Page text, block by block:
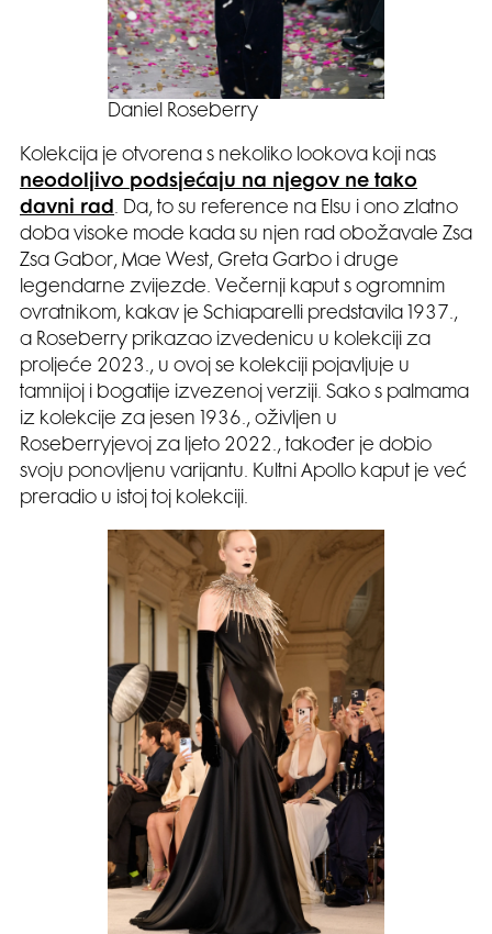
Daniel Roseberry
Kolekcija je otvorena s nekoliko lookova koji nas
neodoljivo podsjećaju na njegov ne tako
davni rad. Da, to su reference na Elsu i ono zlatno
doba visoke mode kada su njen rad obožavale Zsa
Zsa Gabor, Mae West, Greta Garbo i druge
legendarne zvijezde. Večernji kaput s ogromnim
ovratnikom, kakav je Schiaparelli predstavila 1937.,
a Roseberry prikazao izvedenicu u kolekciji za
proljeće 2023., u ovoj se kolekciji pojavljuje u
tamnijoj i bogatije izvezenoj verziji. Sako s palmama
iz kolekcije za jesen 1936., oživljen u
Roseberryjevoj za ljeto 2022., također je dobio
svoju ponovljenu varijantu. Kultni Apollo kaput je već
preradio u istoj toj kolekciji.